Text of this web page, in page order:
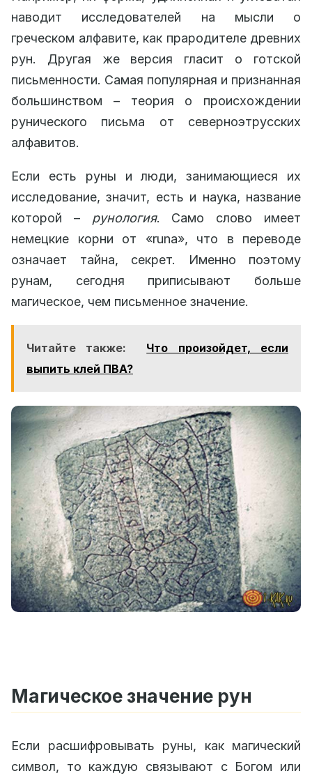
наводит исследователей на мысли о
греческом алфавите, как прародителе древних
рун. Другая же версия гласит о готской
письменности. Самая популярная и признанная
большинством – теория о происхождении
рунического письма от северноэтрусских
алфавитов.
Если есть руны и люди, занимающиеся их
исследование, значит, есть и наука, название
которой – рунология. Само слово имеет
немецкие корни от «runa», что в переводе
означает тайна, секрет. Именно поэтому
рунам, сегодня приписывают больше
магическое, чем письменное значение.
Читайте также:
Что произойдет, если
выпить клей ПВА?
Магическое значение рун
Если расшифровывать руны, как магический
символ, то каждую связывают с Богом или